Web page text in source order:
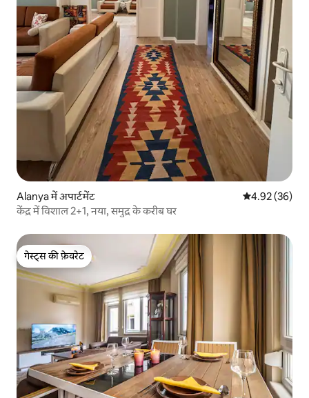
Alanya में अपार्टमेंट औसत रेटिंग 5 में
4.92 (36)
केंद्र में विशाल 2+1, नया, समुद्र के करीब घर
गेस्ट्स की फ़ेवरेट
गेस्ट्स की फ़ेवरेट